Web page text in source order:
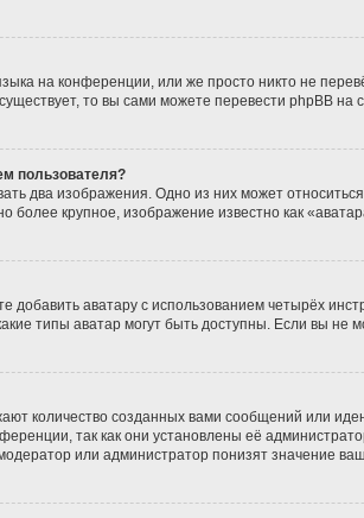
на конференции, или же просто никто не
существует, то вы сами можете перевести phpBB
пользователя?
два изображения. Одно из них может
крупное, изображение известно как
добавить аватару с использованием четырёх
типы аватар могут быть доступны. Если вы
количество созданных вами сообщений или
так как они установлены её
или администратор понизят значение